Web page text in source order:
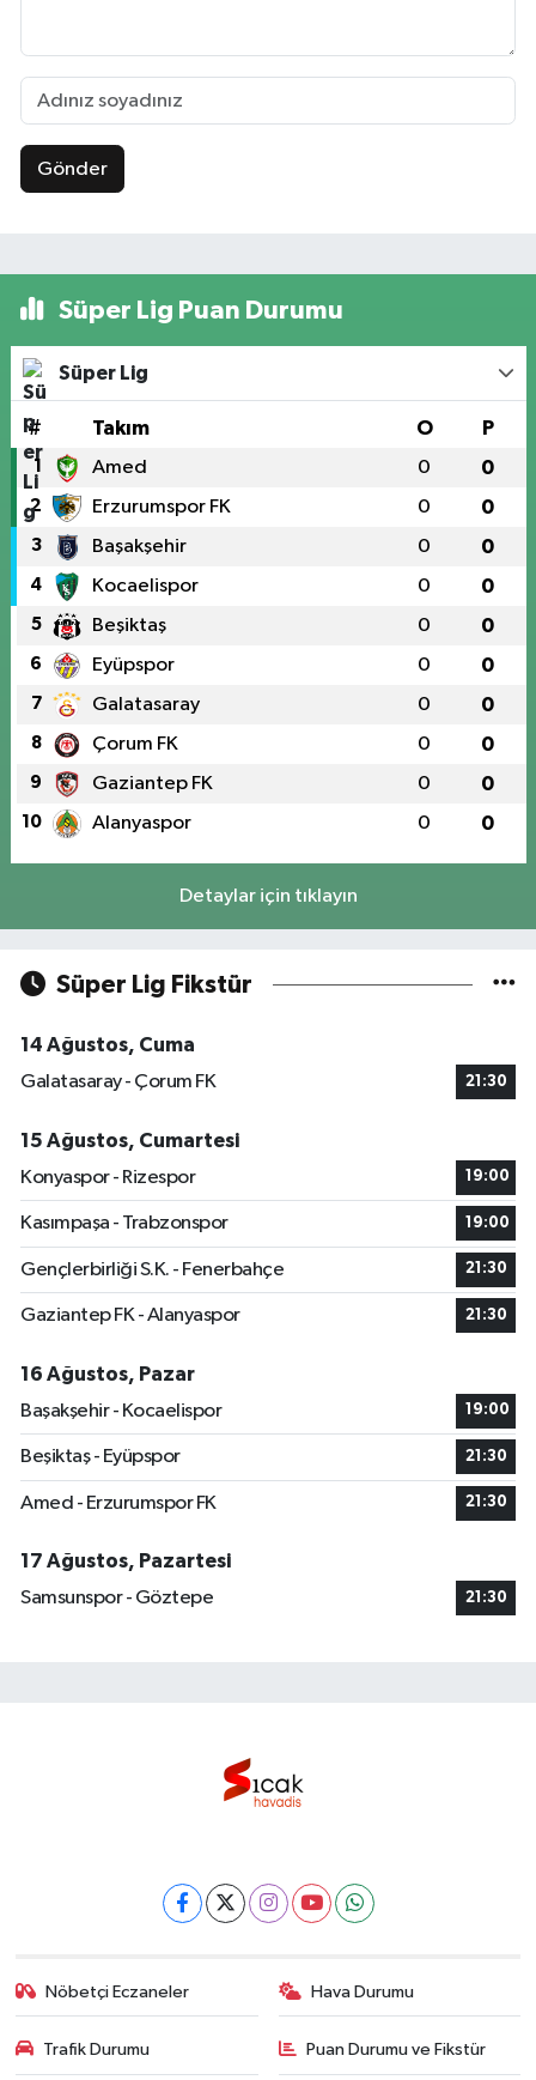
Gönder
Süper Lig Puan Durumu
Süper Lig
# Takım O P
1 Amed 0 0
2 Erzurumspor FK 0 0
3 Başakşehir 0 0
4 Kocaelispor 0 0
5 Beşiktaş 0 0
6 Eyüpspor 0 0
7 Galatasaray 0 0
8 Çorum FK 0 0
9 Gaziantep FK 0 0
10 Alanyaspor 0 0
Detaylar için tıklayın
Süper Lig Fikstür
14 Ağustos, Cuma
Galatasaray - Çorum FK
21:30
15 Ağustos, Cumartesi
Konyaspor - Rizespor
19:00
Kasımpaşa - Trabzonspor 19:00
Gençlerbirliği S.K. - Fenerbahçe 21:30
Gaziantep FK - Alanyaspor 21:30
16 Ağustos, Pazar
Başakşehir - Kocaelispor
19:00
Beşiktaş - Eyüpspor 21:30
Amed - Erzurumspor FK 21:30
17 Ağustos, Pazartesi
Samsunspor - Göztepe
21:30
Nöbetçi Eczaneler Hava Durumu
Trafik Durumu Puan Durumu ve Fikstür